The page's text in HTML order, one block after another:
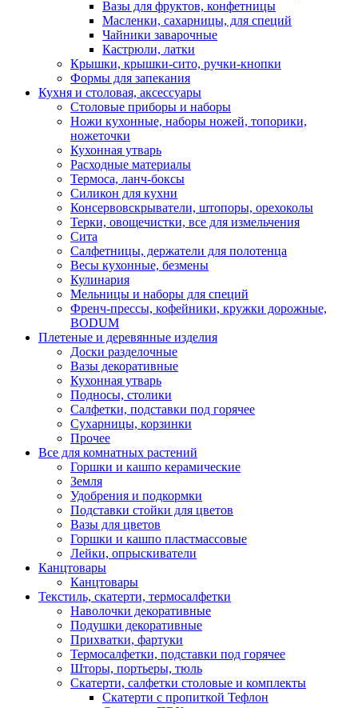
Вазы для фруктов, конфетницы
Масленки, сахарницы, для специй
Чайники заварочные
Кастрюли, латки
Крышки, крышки-сито, ручки-кнопки
Формы для запекания
Кухня и столовая, аксессуары
Столовые приборы и наборы
Ножи кухонные, наборы ножей, топорики,
ножеточки
Кухонная утварь
Расходные материалы
Термоса, ланч-боксы
Силикон для кухни
Консервовскрыватели, штопоры, орехоколы
Терки, овощечистки, все для измельчения
Сита
Салфетницы, держатели для полотенца
Весы кухонные, безмены
Кулинария
Мельницы и наборы для специй
Френч-прессы, кофейники, кружки дорожные,
BODUM
Плетеные и деревянные изделия
Доски разделочные
Вазы декоративные
Кухонная утварь
Подносы, столики
Салфетки, подставки под горячее
Сухарницы, корзинки
Прочее
Все для комнатных растений
Горшки и кашпо керамические
Земля
Удобрения и подкормки
Подставки стойки для цветов
Вазы для цветов
Горшки и кашпо пластмассовые
Лейки, опрыскиватели
Канцтовары
Канцтовары
Текстиль, скатерти, термосалфетки
Наволочки декоративные
Подушки декоративные
Прихватки, фартуки
Термосалфетки, подставки под горячее
Шторы, портьеры, тюль
Скатерти, салфетки столовые и комплекты
Скатерти с пропиткой Тефлон